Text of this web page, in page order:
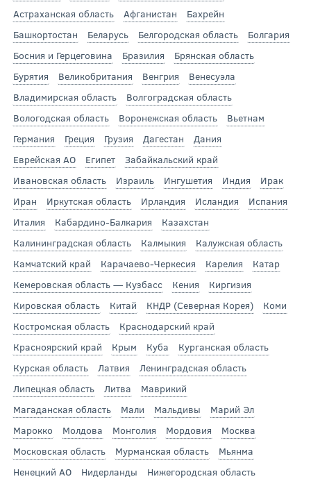
Астраханская область
Афганистан
Бахрейн
Башкортостан
Беларусь Белгородская область
Болгария
Босния и Герцеговина
Бразилия
Брянская область
Бурятия
Великобритания Венгрия
Венесуэла
Владимирская область
Волгоградская область
Вологодская область
Воронежская область
Вьетнам
Германия
Греция Грузия Дагестан
Дания
Еврейская АО
Египет
Забайкальский край
Ивановская область
Израиль Ингушетия Индия
Ирак
Иран
Иркутская область Ирландия Исландия
Испания
Италия
Кабардино-Балкария
Казахстан
Калининградская область
Калмыкия
Калужская область
Камчатский край
Карачаево-Черкесия Карелия
Катар
Кемеровская область — Кузбасс
Кения
Киргизия
Кировская область
Китай КНДР (Северная Корея)
Коми
Костромская область
Краснодарский край
Красноярский край
Крым Куба
Курганская область
Курская область
Латвия
Ленинградская область
Липецкая область
Литва
Маврикий
Магаданская область
Мали Мальдивы
Марий Эл
Марокко
Молдова Монголия Мордовия
Москва
Московская область
Мурманская область
Мьянма
Ненецкий АО
Нидерланды
Нижегородская область